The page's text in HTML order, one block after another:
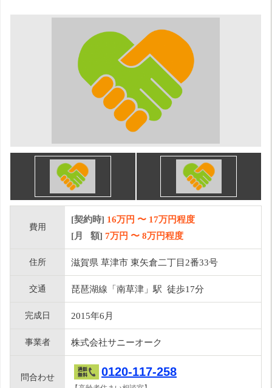
費用
[契約時] 16万円 〜 17万円程度
[月 額] 7万円 〜 8万円程度
住所 滋賀県 草津市 東矢倉二丁目2番33号
交通 琵琶湖線「南草津」駅 徒歩17分
完成日 2015年6月
事業者 株式会社サニーオーク
問合わせ 0120-117-258